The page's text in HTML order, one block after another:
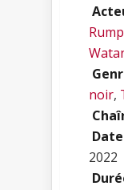
noir,
2022